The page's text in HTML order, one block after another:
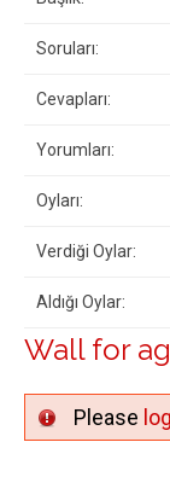
Soruları:
Cevapları:
Yorumları:
Oyları:
Verdiği Oylar:
Aldığı Oylar:
Wall for
Please